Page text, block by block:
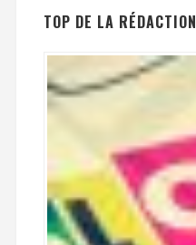
TOP DE LA RÉDACTION